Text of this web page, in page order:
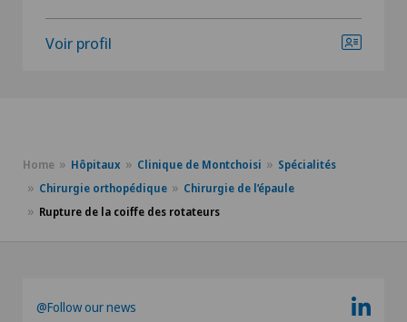
Voir profil
Home Hôpitaux Clinique de Montchoisi
Spécialités
Chirurgie orthopédique
Chirurgie de l’épaule
Rupture de la coiffe des rotateurs
@Follow our news